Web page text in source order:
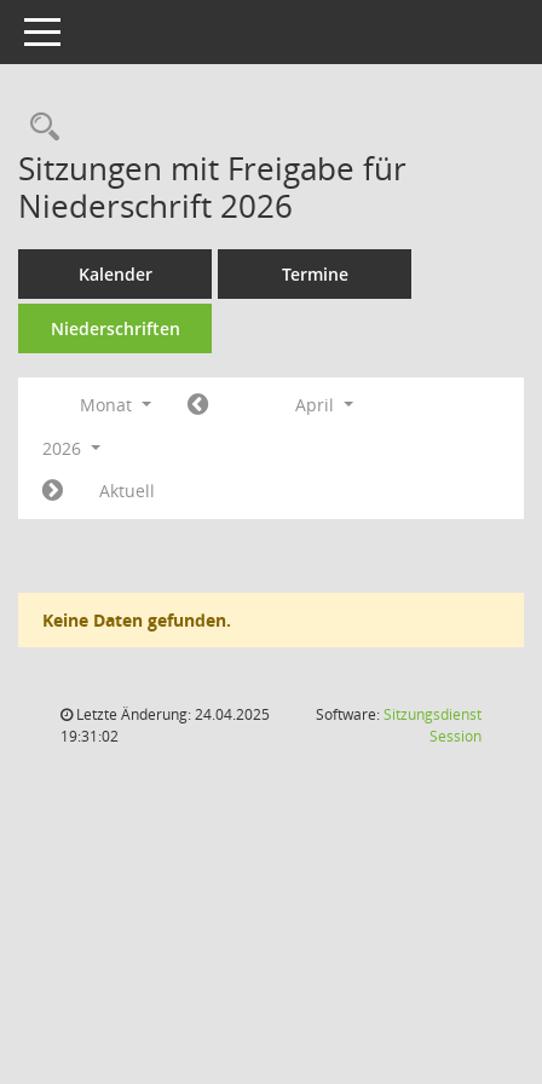
Toggle navigation
Rechercheauswahl
Sitzungen mit Freigabe für
Niederschrift 2026
Kalender Termine
Niederschriften
Monat
April
2026
Aktuell
Keine Daten gefunden.
Letzte Änderung: 24.04.2025
19:31:02
Software:Sitzungsdienst
Session(Wird in